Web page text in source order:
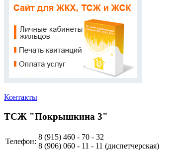
Контакты
ТСЖ "Покрышкина 3"
Телефон:
8 (915) 460 - 70 - 32
8 (906) 060 - 11 - 11 (диспетчерская)